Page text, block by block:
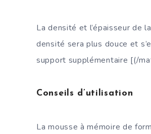
La densité et l’épaisseur de
densité sera plus douce et
support supplémentaire [(/
Conseils d’utilisation
La mousse à mémoire de